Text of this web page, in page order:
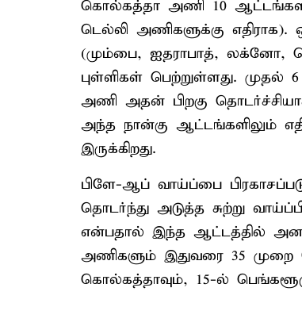
கொல்கத்தா அணி 10
டெல்லி அணிகளுக்கு எதிராக).
(மும்பை, ஐதராபாத், லக்னோ,
புள்ளிகள் பெற்றுள்ளது.
அணி அதன் பிறகு
அந்த நான்கு ஆட்டங்களிலும்
இருக்கிறது.
பிளே-ஆப் வாய்ப்பை
தொடர்ந்து அடுத்த சுற்று
என்பதால் இந்த ஆட்டத்தில் அனல்
அணிகளும் இதுவரை 35 முறை
கொல்கத்தாவும், 15-ல்